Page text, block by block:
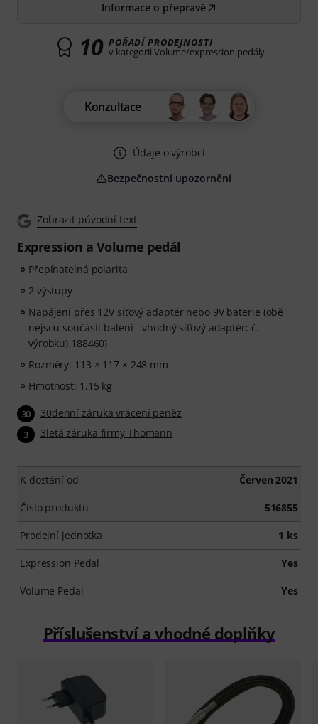
Zobrazit původní text
Expression a Volume pedál
Přepínatelná polarita
2 výstupy
Napájení přes 12V síťový adaptér nebo 9V baterie (obě
nejsou součástí balení - vhodný síťový adaptér: č.
výrobku).188460)
Rozměry: 113 × 117 × 248 mm
Hmotnost: 1,15 kg
30 30denní záruka vrácení peněz
3 3letá záruka firmy Thomann
K dostání od Červen 2021
Číslo produktu 516855
Prodejní jednotka 1 ks
Expression Pedal Yes
Volume Pedal Yes
Informace o přepravě
10 POŘADÍ PRODEJNOSTI
v kategorii Volume/expression pedály
Konzultace
Údaje o výrobci
Bezpečnostní upozornění
Příslušenství a vhodné doplňky